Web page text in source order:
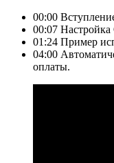
00:00
00:07
01:24 Пример
04:00
оплаты.